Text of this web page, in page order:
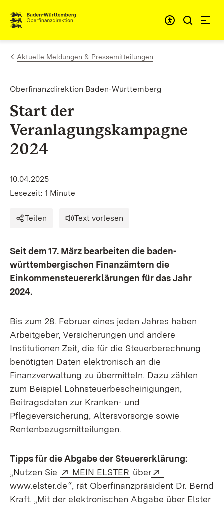
Zum Inhalt springen
Aktuelle Meldungen & Pressemitteilungen
Oberfinanzdirektion Baden-Württemberg
Start der
Veranlagungskampagne
2024
10.04.2025
Lesezeit: 1 Minute
Teilen Text vorlesen
Seit dem 17. März bearbeiten die baden-
württembergischen Finanzämtern die
Einkommensteuererklärungen für das Jahr
2024.
Bis zum 28. Februar eines jeden Jahres haben
Arbeitgeber, Versicherungen und andere
Institutionen Zeit, die für die Steuerberechnung
benötigten Daten elektronisch an die
Finanzverwaltung zu übermitteln. Dazu zählen
zum Beispiel Lohnsteuerbescheinigungen,
Beitragsdaten zur Kranken- und
Pflegeversicherung, Altersvorsorge sowie
Rentenbezugsmitteilungen.
Tipps für die Abgabe der Steuererklärung:
„Nutzen Sie
Extern:
MEIN ELSTER (Öffnet in neuem
über
www.elster.de(Öffnet in neuem Fenster)
“, rät Oberfinanzpräsident Dr. Bernd
Kraft. „Mit der elektronischen Abgabe über Elster